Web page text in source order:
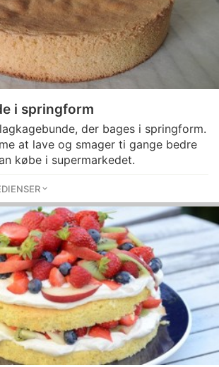
i springform
der bages i springform.
at lave og smager ti gange bedre
købe i supermarkedet.